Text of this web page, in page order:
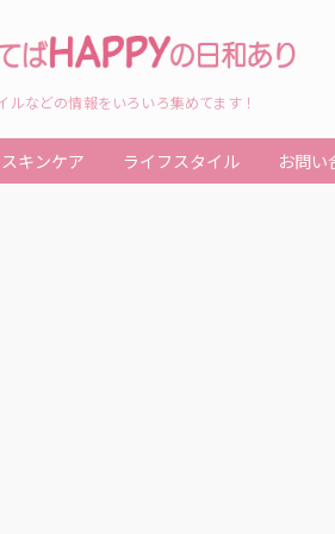
ルなどの情報をいろいろ集めてます！
キンケア ライフスタイル お問い